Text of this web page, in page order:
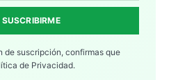
SUSCRIBIRME
de suscripción, confirmas que
de Privacidad.